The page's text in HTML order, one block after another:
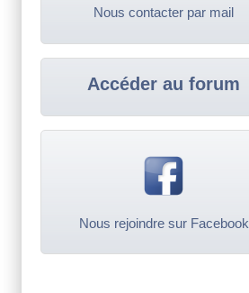
Nous contacter par mail
Accéder au forum
Nous rejoindre sur Facebook